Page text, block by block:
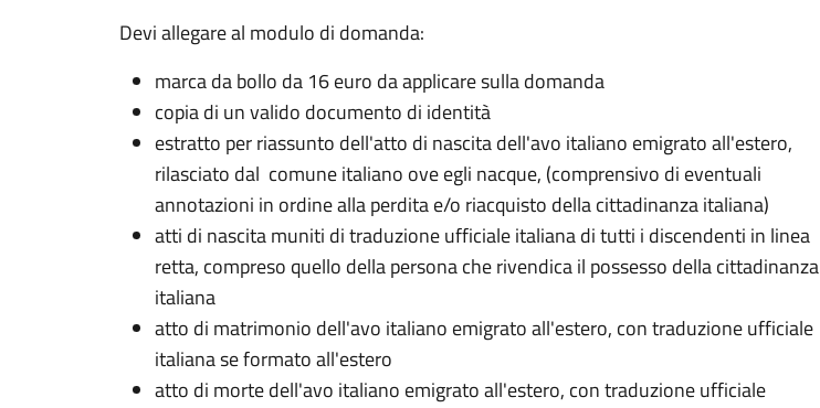
Devi allegare al modulo di domanda:
marca da bollo da 16 euro da applicare sulla domanda
copia di un valido documento di identità
estratto per riassunto dell'atto di nascita dell'avo italiano emigrato all'estero,
rilasciato dal comune italiano ove egli nacque, (comprensivo di eventuali
annotazioni in ordine alla perdita e/o riacquisto della cittadinanza italiana)
atti di nascita muniti di traduzione ufficiale italiana di tutti i discendenti in linea
retta, compreso quello della persona che rivendica il possesso della cittadinanza
italiana
atto di matrimonio dell'avo italiano emigrato all'estero, con traduzione ufficiale
italiana se formato all'estero
atto di morte dell'avo italiano emigrato all'estero, con traduzione ufficiale